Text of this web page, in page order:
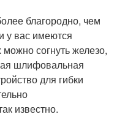
благородно, чем
у вас имеются
согнуть железо,
шлифовальная
для гибки
известно.